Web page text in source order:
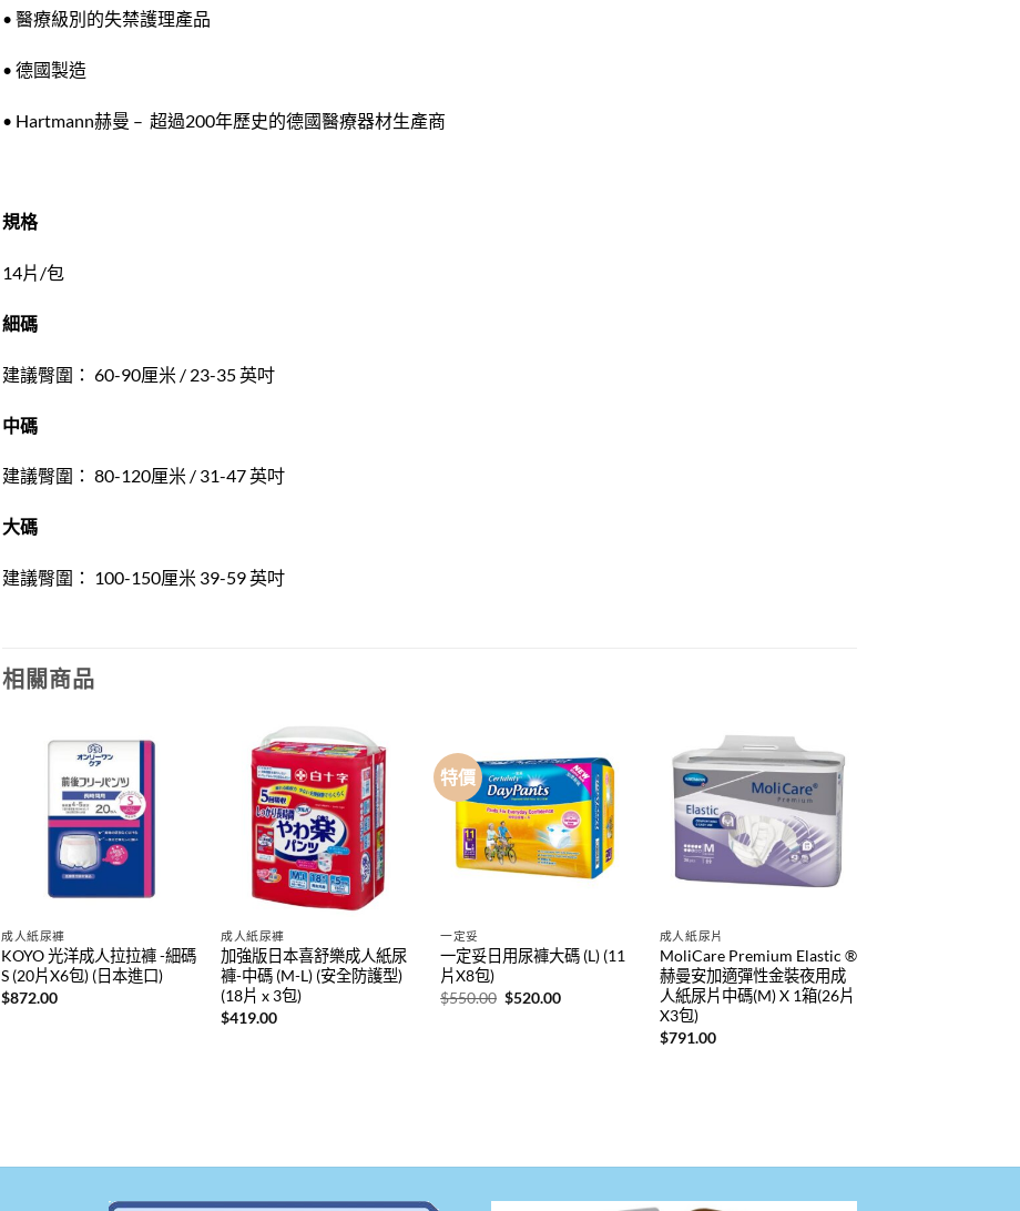
• 醫療級別的失禁護理產品
• 德國製造
• Hartmann赫曼 – 超過200年歷史的德國醫療器材生產商
規格
14片/包
細碼
建議臀圍： 60-90厘米 / 23-35 英吋
中碼
建議臀圍： 80-120厘米 / 31-47 英吋
大碼
建議臀圍： 100-150厘米 39-59 英吋
相關商品
成人紙尿褲
KOYO 光洋成人拉拉褲 -細碼
S (20片X6包) (日本進口)
$872.00
成人紙尿褲
加強版日本喜舒樂成人紙尿
褲-中碼 (M-L) (安全防護型)
(18片 x 3包)
$419.00
特價
一定妥
一定妥日用尿褲大碼 (L) (11
片X8包)
$550.00 原
$520.00目
成人紙尿片
MoliCare Premium Elastic ®
赫曼安加適彈性金裝夜用成
人紙尿片中碼(M) X 1箱(26片
X3包)
$791.00